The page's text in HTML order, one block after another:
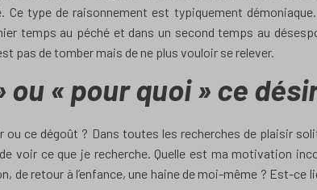
Ce type de raisonnement est typiquement démoniaque.
temps au péché et dans un second temps au
pas de tomber mais de ne plus vouloir se relever.
ou « pour quoi » ce
ou ce dégoût ? Dans toutes les recherches de plaisir
voir ce que je recherche. Quelle est ma motivation
de retour à l’enfance, une haine de moi-même ? Est-ce